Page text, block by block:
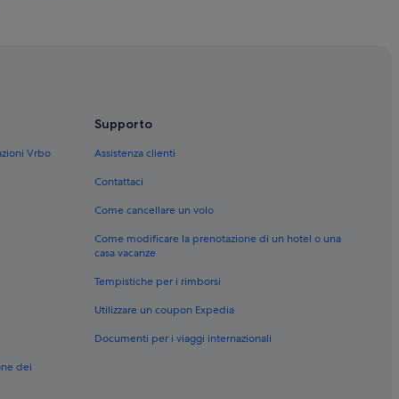
con spa
ama l'avventura
Vrbo
dei
Supporto
Assistenza clienti
Contattaci
Come cancellare un volo
Come modificare la prenotazione di un hotel o una
casa vacanze
Tempistiche per i rimborsi
Utilizzare un coupon Expedia
Documenti per i viaggi internazionali